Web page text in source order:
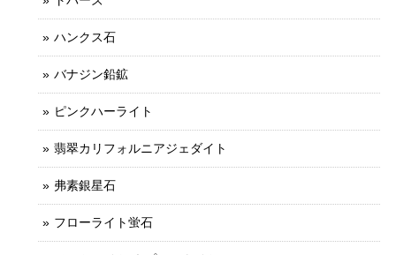
ハンクス石
バナジン鉛鉱
ピンクハーライト
翡翠カリフォルニアジェダイト
弗素銀星石
フローライト蛍石